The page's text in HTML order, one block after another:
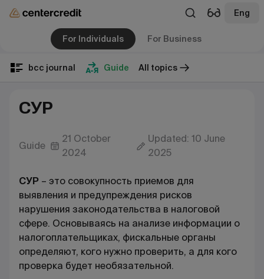
Eng
For Individuals For Business
bcc journal Guide All topics
СУР
Guide
21 October
2024
Updated: 10 June
2025
СУР – это совокупность приемов для
выявления и предупреждения рисков
нарушения законодательства в налоговой
сфере. Основываясь на анализе информации о
налогоплательщиках, фискальные органы
определяют, кого нужно проверить, а для кого
проверка будет необязательной.